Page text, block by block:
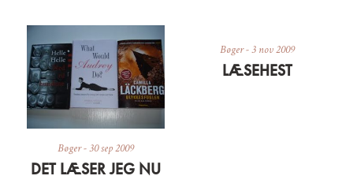
Bøger-30 sep 2009
DET LÆSER JEG NU
Bøger-3 nov 2009
LÆSEHEST